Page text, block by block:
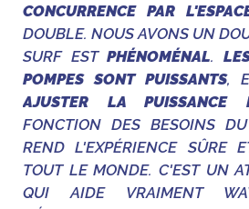
CONCURRENCE PAR
DOUBLE. NOUS AVONS UN
SURF EST PHÉNOMÉNAL.
POMPES SONT PUISSANTS,
AJUSTER LA PUISSANCE
FONCTION DES BESOINS
REND L'EXPÉRIENCE SÛRE
TOUT LE MONDE. C'EST UN
QUI AIDE VRAIMENT